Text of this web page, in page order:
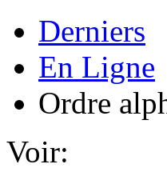
Derniers
En Ligne
Ordre
Voir: